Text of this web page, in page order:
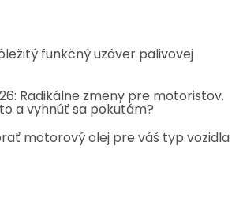
funkčný uzáver palivovej
Radikálne zmeny pre motoristov.
a vyhnúť sa pokutám?
motorový olej pre váš typ vozidla